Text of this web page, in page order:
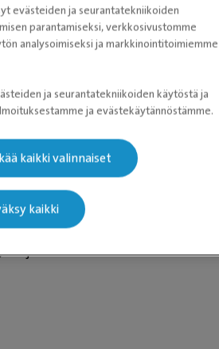
ja tehohoito
Suomen Eläinsairaala 2016 –
evästeiden ja seurantatekniikoiden
parantamiseksi, verkkosivustomme
analysoimiseksi ja markkinointitoimiemme
ja seurantatekniikoiden käytöstä ja
ja evästekäytännöstämme.
kaikki valinnaiset
kaikki